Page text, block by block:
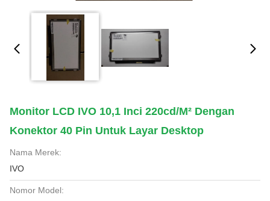
Monitor LCD IVO 10,1 Inci 220cd/m² Dengan
Konektor 40 Pin Untuk Layar Desktop
Nama Merek:
IVO
Nomor Model: